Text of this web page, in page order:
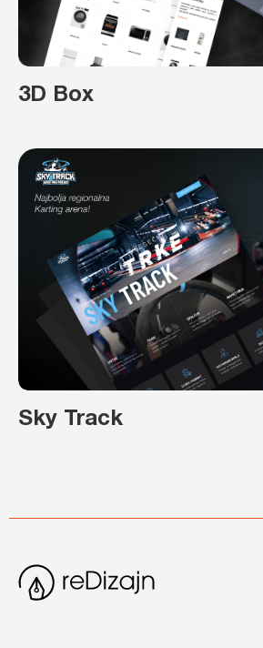
3D Box
Sky Track